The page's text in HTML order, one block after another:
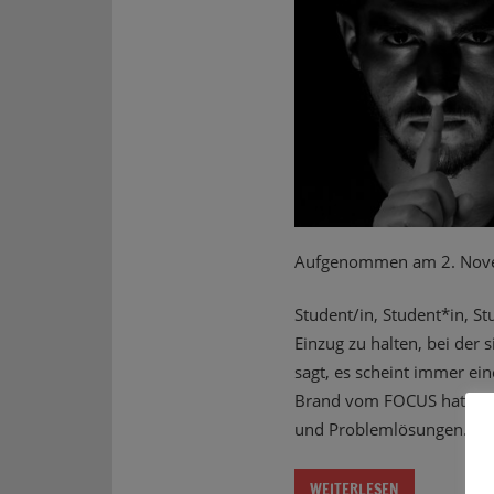
Aufgenommen am 2.
Student/in, Student*in,
Einzug zu halten, bei der
sagt, es scheint immer
Brand vom FOCUS hat
und Problemlösungen.
WEITERLESEN